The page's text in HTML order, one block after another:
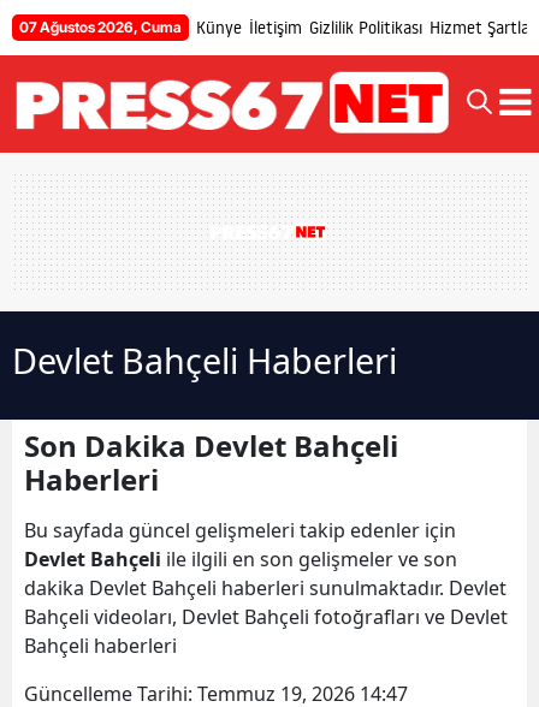
07 Ağustos 2026, Cuma Künye İletişim Gizlilik Politikası Hizmet Şartları
Devlet Bahçeli Haberleri
Son Dakika Devlet Bahçeli
Haberleri
Bu sayfada güncel gelişmeleri takip edenler için
Devlet Bahçeli ile ilgili en son gelişmeler ve son
dakika Devlet Bahçeli haberleri sunulmaktadır. Devlet
Bahçeli videoları, Devlet Bahçeli fotoğrafları ve Devlet
Bahçeli haberleri
Güncelleme Tarihi: Temmuz 19, 2026 14:47